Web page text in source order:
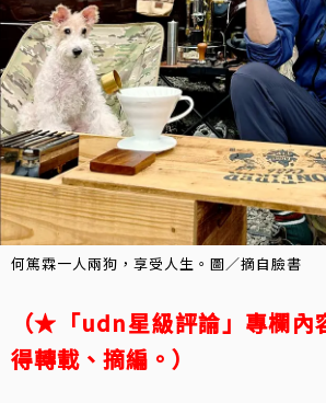
何篤霖一人兩狗，享受人生。圖／摘自臉書
（★「udn星級評論」專欄內
得轉載、摘編。）